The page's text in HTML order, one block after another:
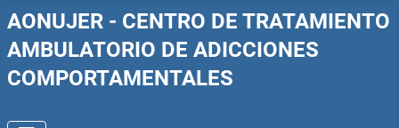
AONUJER - CENTRO DE TRATAMIENTO
AMBULATORIO DE ADICCIONES
COMPORTAMENTALES